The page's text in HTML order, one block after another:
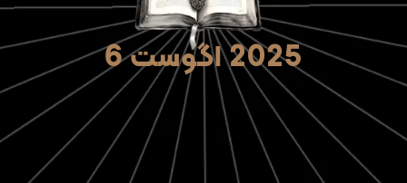
2025 اگوست 6